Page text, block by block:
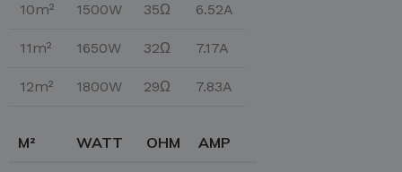
10m² 1500W 35Ω 6.52A
11m² 1650W 32Ω 7.17A
12m² 1800W 29Ω 7.83A
M² WATT OHM AMP